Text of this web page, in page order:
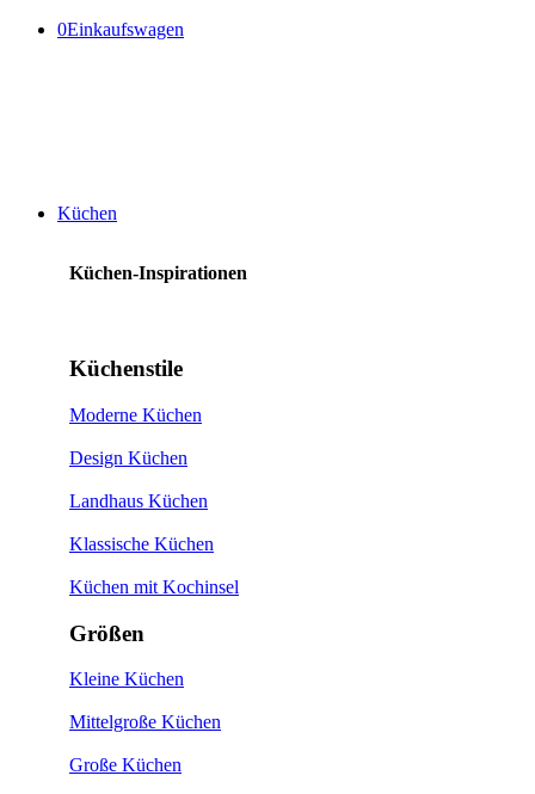
0Einkaufswagen
Küchen
Küchen-Inspirationen
Küchenstile
Moderne Küchen
Design Küchen
Landhaus Küchen
Klassische Küchen
Küchen mit Kochinsel
Größen
Kleine Küchen
Mittelgroße Küchen
Große Küchen